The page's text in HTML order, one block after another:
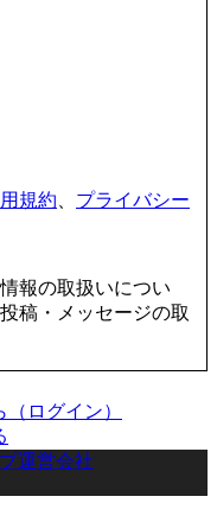
規約
プライバシー
報の取扱いについ
稿・メッセージの取
ログイン）
運営会社